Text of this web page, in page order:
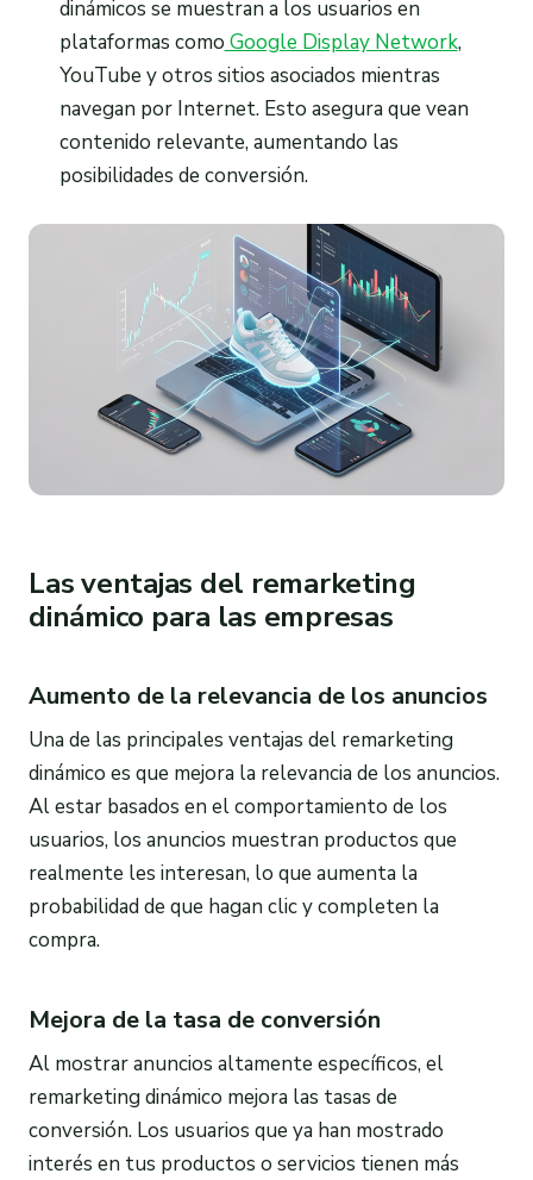
dinámicos se muestran a los usuarios en
plataformas como Google Display Network,
YouTube y otros sitios asociados mientras
navegan por Internet. Esto asegura que vean
contenido relevante, aumentando las
posibilidades de conversión.
Las ventajas del remarketing
dinámico para las empresas
Aumento de la relevancia de los anuncios
Una de las principales ventajas del remarketing
dinámico es que mejora la relevancia de los anuncios.
Al estar basados en el comportamiento de los
usuarios, los anuncios muestran productos que
realmente les interesan, lo que aumenta la
probabilidad de que hagan clic y completen la
compra.
Mejora de la tasa de conversión
Al mostrar anuncios altamente específicos, el
remarketing dinámico mejora las tasas de
conversión. Los usuarios que ya han mostrado
interés en tus productos o servicios tienen más